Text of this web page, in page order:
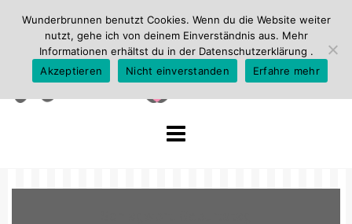
Wunderbrunnen benutzt Cookies. Wenn du die Website weiter
nutzt, gehe ich von deinem Einverständnis aus. Mehr
Informationen erhältst du in der Datenschutzerklärung .
Akzeptieren
Nicht einverstanden Erfahre mehr